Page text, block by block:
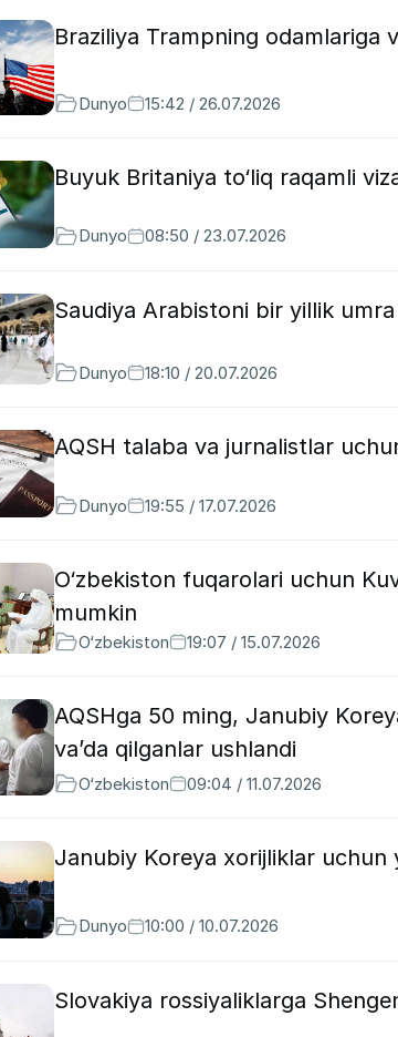
Braziliya Trampning odamlariga
Dunyo 15:42 / 26.07.2026
Buyuk Britaniya to‘liq raqamli
Dunyo 08:50 / 23.07.2026
Saudiya Arabistoni bir yillik
Dunyo 18:10 / 20.07.2026
AQSH talaba va jurnalistlar
Dunyo 19:55 / 17.07.2026
O‘zbekiston fuqarolari uchun
mumkin
O‘zbekiston 19:07 / 15.07.2026
AQSHga 50 ming, Janubiy
va’da qilganlar ushlandi
O‘zbekiston 09:04 / 11.07.2026
Janubiy Koreya xorijliklar uchun
Dunyo 10:00 / 10.07.2026
Slovakiya rossiyaliklarga